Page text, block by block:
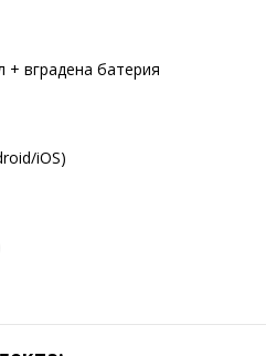
+ вградена батерия
iOS)